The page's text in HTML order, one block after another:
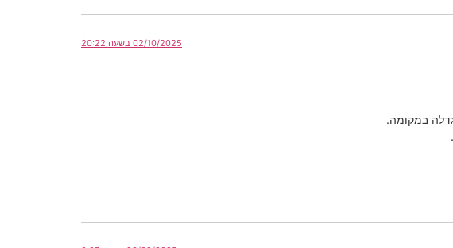
02/10/2025 בשעה 20:22
במקומה.